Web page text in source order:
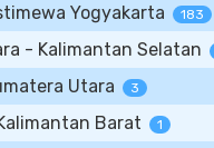
Yogyakarta 183
- Kalimantan Selatan
Utara 3
Barat 1